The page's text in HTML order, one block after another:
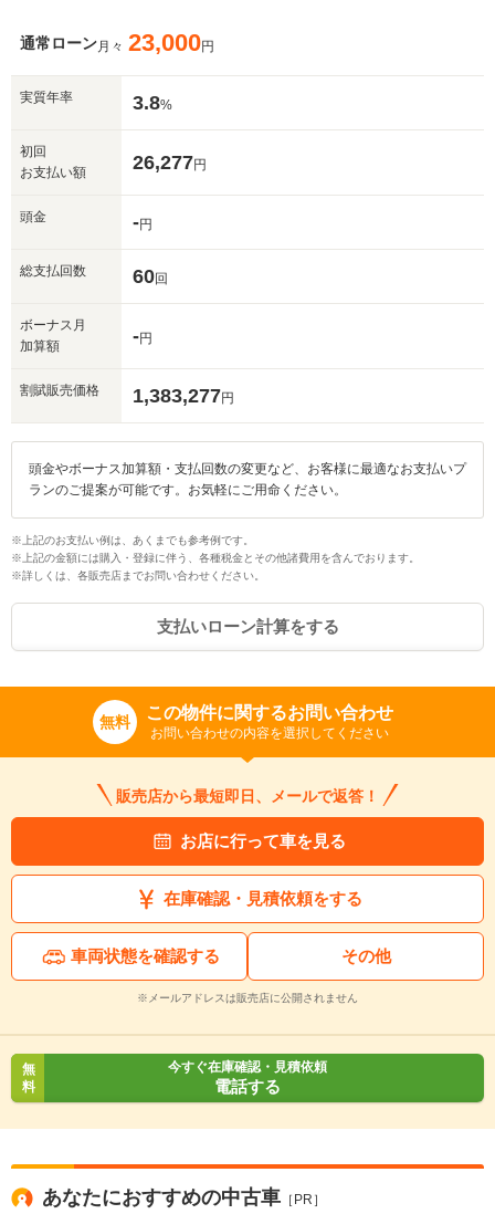
通常ローン月々 23,000円
実質年率 3.8%
初回
お支払い額
26,277円
頭金 -円
総支払回数 60回
ボーナス月
加算額
-円
割賦販売価格 1,383,277円
頭金やボーナス加算額・支払回数の変更など、お客様に最適なお支払いプ
ランのご提案が可能です。お気軽にご用命ください。
※上記のお支払い例は、あくまでも参考例です。
※上記の金額には購入・登録に伴う、各種税金とその他諸費用を含んでおります。
※詳しくは、各販売店までお問い合わせください。
支払いローン計算をする
無料 この物件に関するお問い合わせ
お問い合わせの内容を選択してください
販売店から最短即日、メールで返答！
お店に行って車を見る
在庫確認・見積依頼をする
車両状態を確認する その他
※メールアドレスは販売店に公開されません
無
料
今すぐ在庫確認・見積依頼
電話する
あなたにおすすめの中古車 ［PR］